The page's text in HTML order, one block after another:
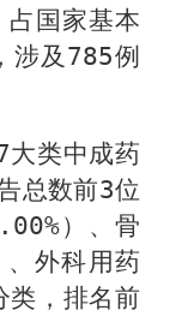
占国家基本
，涉及 785例
大类中成药
总数前3位
）、骨
、外科用药
类，排名前